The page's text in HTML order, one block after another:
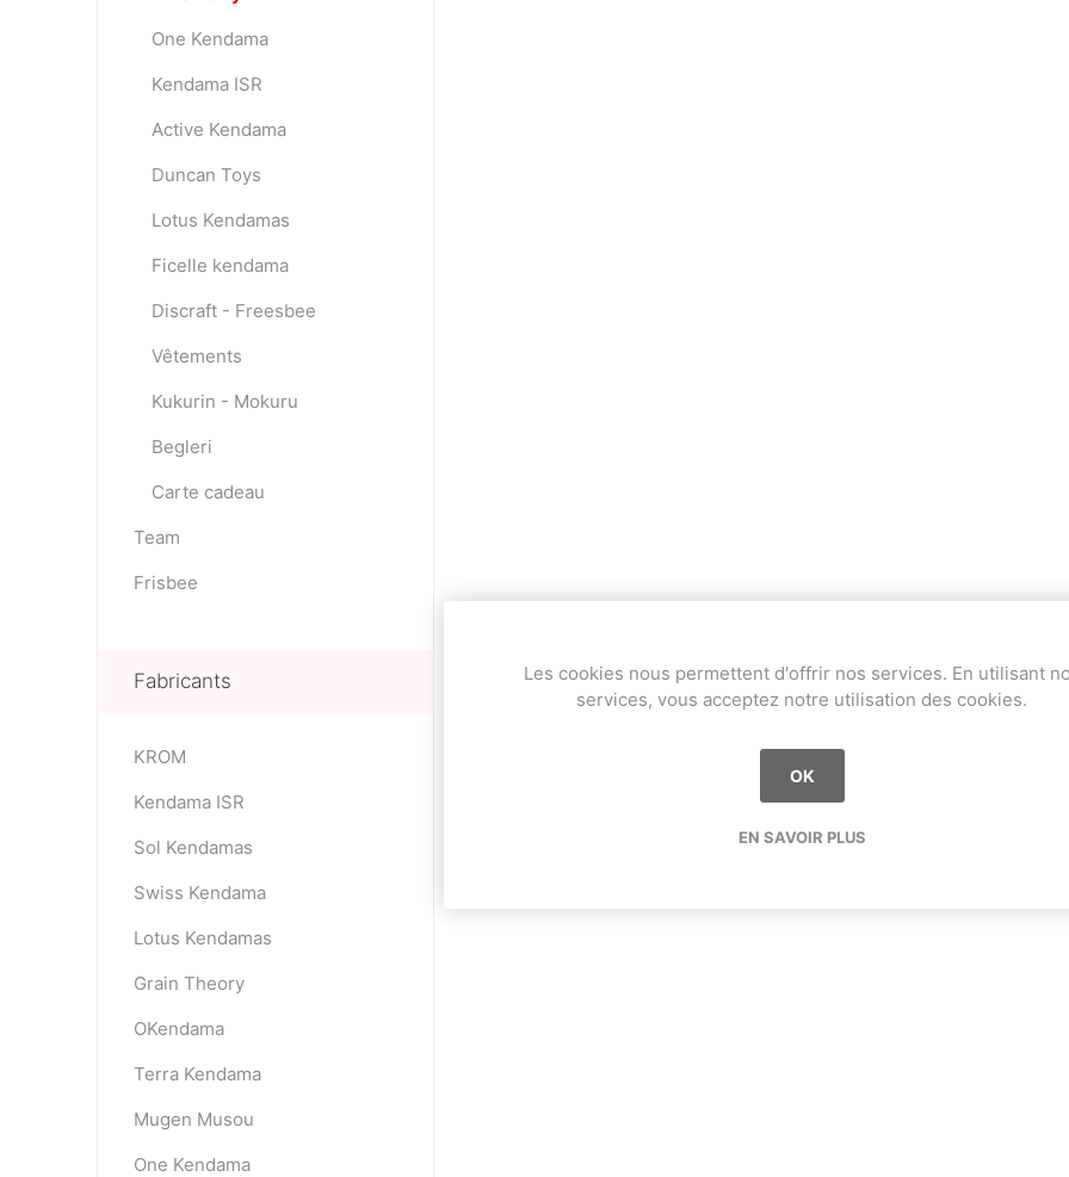
One Kendama
Kendama ISR
Active Kendama
Duncan Toys
Lotus Kendamas
Ficelle kendama
Discraft - Freesbee
Vêtements
Kukurin - Mokuru
Begleri
Carte cadeau
Team
Frisbee
Fabricants
KROM
Kendama ISR
Sol Kendamas
Swiss Kendama
Lotus Kendamas
Grain Theory
OKendama
Terra Kendama
Mugen Musou
One Kendama
Les cookies nous permettent d'offrir nos services. En utilisant
services, vous acceptez notre utilisation des cookies.
OK
EN SAVOIR PLUS